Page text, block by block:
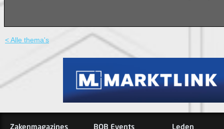
< Alle thema's